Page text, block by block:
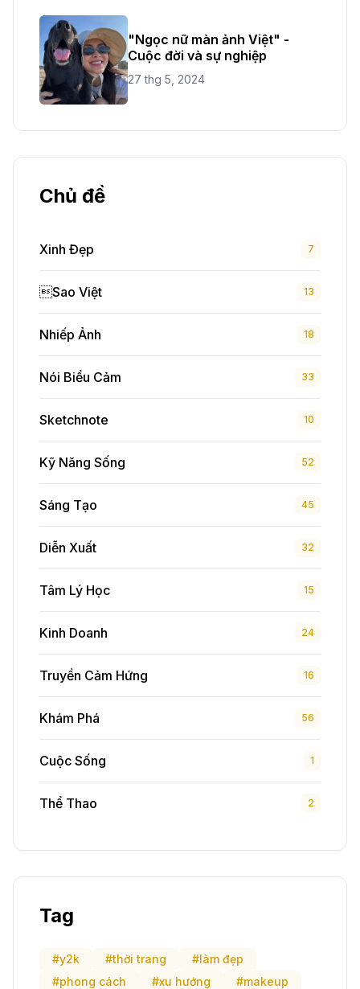
"Ngọc nữ màn ảnh Việt" -
Cuộc đời và sự nghiệp
27 thg 5, 2024
Chủ đề
Xinh Đẹp 7
Sao Việt 13
Nhiếp Ảnh 18
Nói Biểu Cảm 33
Sketchnote 10
Kỹ Năng Sống 52
Sáng Tạo 45
Diễn Xuất 32
Tâm Lý Học 15
Kinh Doanh 24
Truyền Cảm Hứng 16
Khám Phá 56
Cuộc Sống 1
Thể Thao 2
Tag
#y2k #thời trang
#làm đẹp
#phong cách
#xu hướng
#makeup